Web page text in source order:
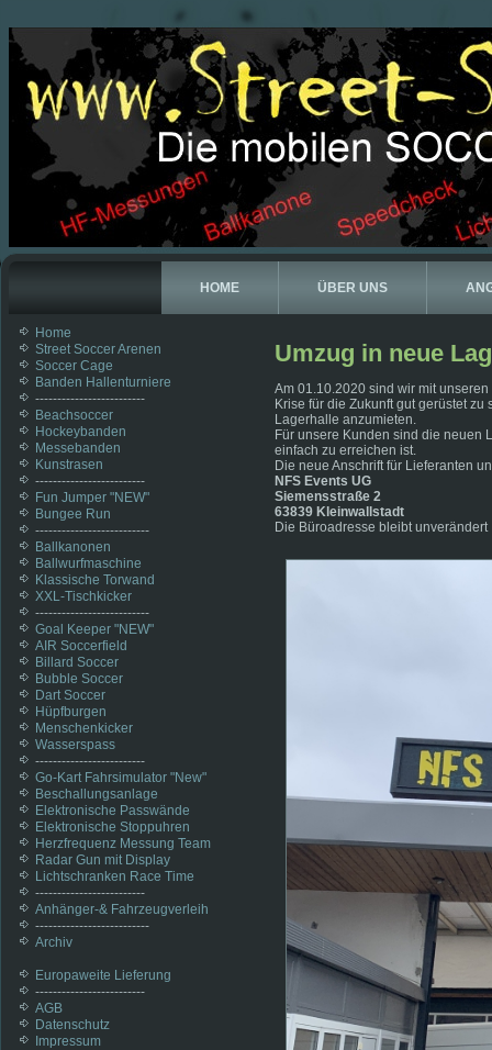
HOME ÜBER UNS
Home
Street Soccer Arenen
Soccer Cage
Banden Hallenturniere
-------------------------
Beachsoccer
Hockeybanden
Messebanden
Kunstrasen
-------------------------
Fun Jumper "NEW"
Bungee Run
--------------------------
Ballkanonen
Ballwurfmaschine
Klassische Torwand
XXL-Tischkicker
--------------------------
Goal Keeper "NEW"
AIR Soccerfield
Billard Soccer
Bubble Soccer
Dart Soccer
Hüpfburgen
Menschenkicker
Wasserspass
-------------------------
Go-Kart Fahrsimulator "New"
Beschallungsanlage
Elektronische Passwände
Elektronische Stoppuhren
Herzfrequenz Messung Team
Radar Gun mit Display
Lichtschranken Race Time
-------------------------
Anhänger-& Fahrzeugverleih
--------------------------
Archiv
Europaweite Lieferung
-------------------------
AGB
Datenschutz
Impressum
Umzug in neue
Am 01.10.2020 sind wir mit
Krise für die Zukunft gut gerüstet
Lagerhalle anzumieten.
Für unsere Kunden sind die neuen
einfach zu erreichen ist.
Die neue Anschrift für Lieferanten
NFS Events UG
Siemensstraße 2
63839 Kleinwallstadt
Die Büroadresse bleibt unverändert